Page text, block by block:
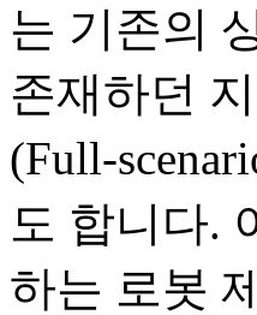
는 기존의
존재하던
(Full-
도 합니다.
하는 로봇